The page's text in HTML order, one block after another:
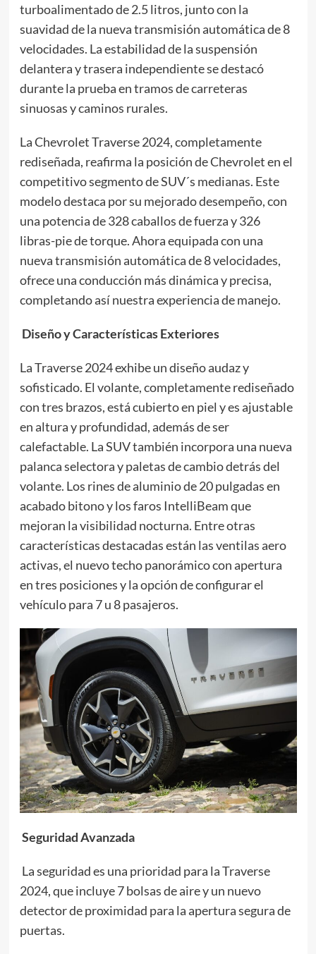
turboalimentado de 2.5 litros, junto con la
suavidad de la nueva transmisión automática de 8
velocidades. La estabilidad de la suspensión
delantera y trasera independiente se destacó
durante la prueba en tramos de carreteras
sinuosas y caminos rurales.
La Chevrolet Traverse 2024, completamente
rediseñada, reafirma la posición de Chevrolet en el
competitivo segmento de SUV´s medianas. Este
modelo destaca por su mejorado desempeño, con
una potencia de 328 caballos de fuerza y 326
libras-pie de torque. Ahora equipada con una
nueva transmisión automática de 8 velocidades,
ofrece una conducción más dinámica y precisa,
completando así nuestra experiencia de manejo.
Diseño y Características Exteriores
La Traverse 2024 exhibe un diseño audaz y
sofisticado. El volante, completamente rediseñado
con tres brazos, está cubierto en piel y es ajustable
en altura y profundidad, además de ser
calefactable. La SUV también incorpora una nueva
palanca selectora y paletas de cambio detrás del
volante. Los rines de aluminio de 20 pulgadas en
acabado bitono y los faros IntelliBeam que
mejoran la visibilidad nocturna. Entre otras
características destacadas están las ventilas aero
activas, el nuevo techo panorámico con apertura
en tres posiciones y la opción de configurar el
vehículo para 7 u 8 pasajeros.
Seguridad Avanzada
La seguridad es una prioridad para la Traverse
2024, que incluye 7 bolsas de aire y un nuevo
detector de proximidad para la apertura segura de
puertas.